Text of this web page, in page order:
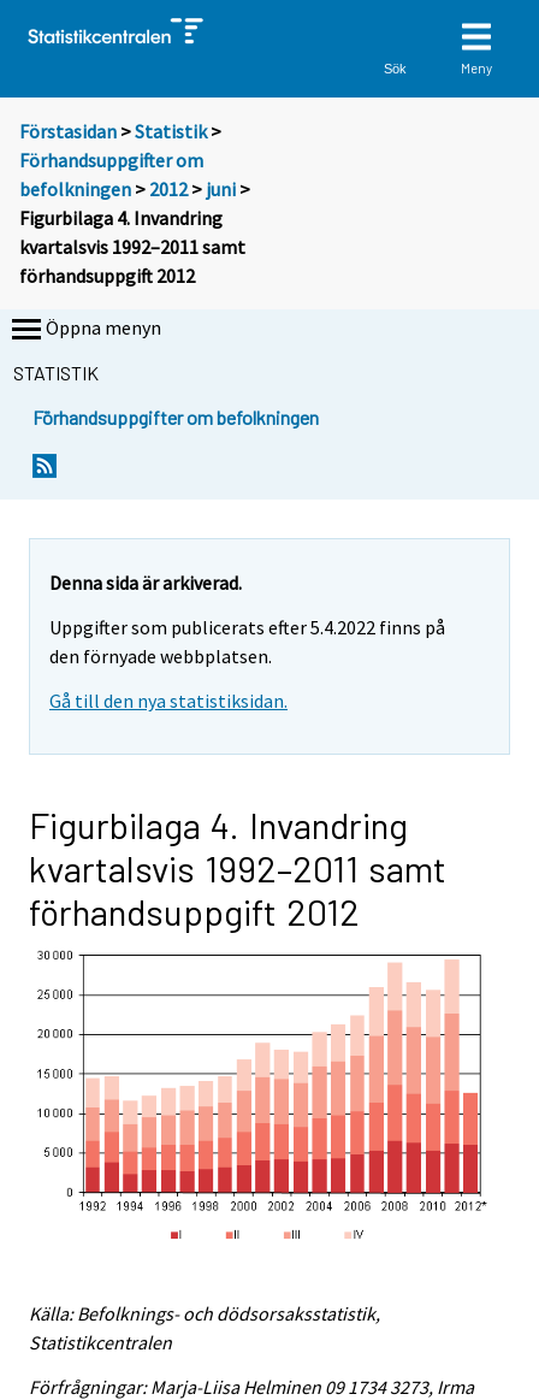
Sök Meny
Förstasidan >Statistik >
Förhandsuppgifter om
befolkningen > 2012> juni >
Figurbilaga 4. Invandring
kvartalsvis 1992–2011 samt
förhandsuppgift 2012
Öppna menyn
STATISTIK
Förhandsuppgifter om befolkningen
Denna sida är arkiverad.
Uppgifter som publicerats efter 5.4.2022 finns på
den förnyade webbplatsen.
Gå till den nya statistiksidan.
Figurbilaga 4. Invandring
kvartalsvis 1992–2011 samt
förhandsuppgift 2012
Källa: Befolknings- och dödsorsaksstatistik,
Statistikcentralen
Förfrågningar: Marja-Liisa Helminen 09 1734 3273, Irma